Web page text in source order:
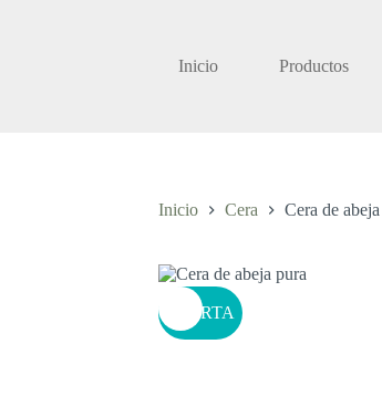
Inicio Productos
Inicio Cera Cera de
OFERTA